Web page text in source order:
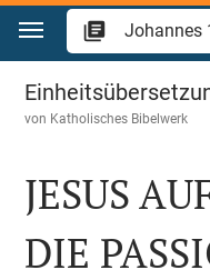
Zum Inhalt springen
Johannes 11
von Katholisches Bibelwerk
JESUS
DIE